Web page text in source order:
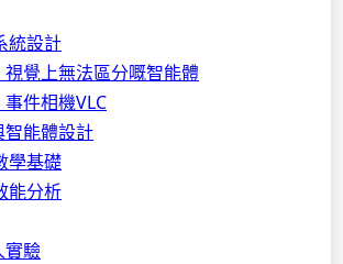
統設計
覺上無法區分嘅智能體
件相機VLC
智能體設計
學基礎
能分析
實驗